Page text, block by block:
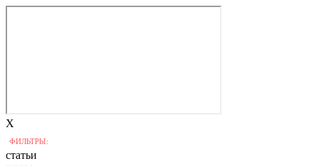
X
ФИЛЬТРЫ:
статьи